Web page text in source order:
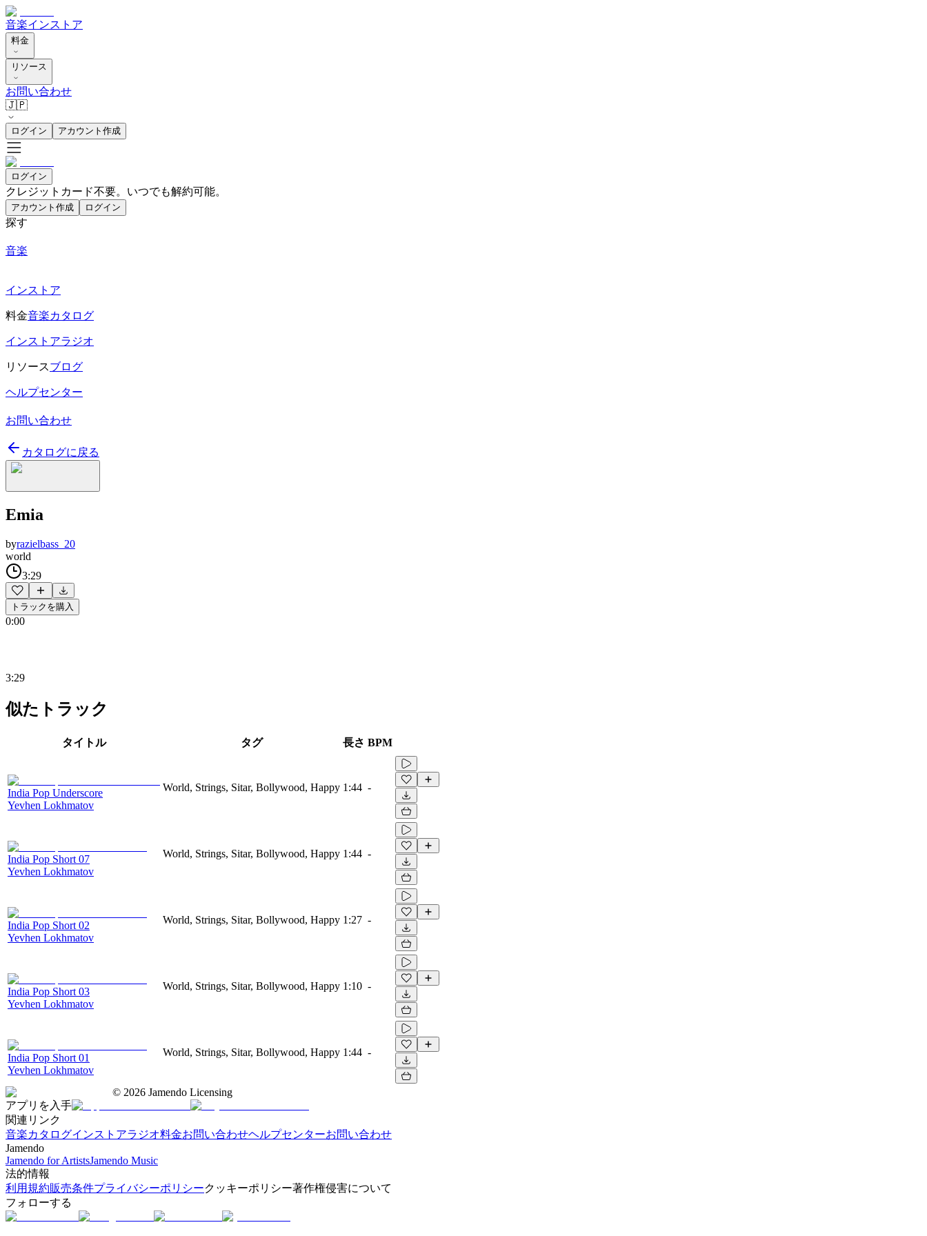
音楽インストア
料金
リソース
お問い合わせ
🇯🇵
ログイン アカウント作成
ログイン
クレジットカード不要。いつでも解約可能。
アカウント作成 ログイン
探す
音楽
インストア
料金音楽カタログ
インストアラジオ
リソースブログ
ヘルプセンター
お問い合わせ
カタログに戻る
Emia
byrazielbass_20
world
3:29
トラックを購入
0:00
3:29
似たトラック
タイトル タグ 長さ BPM
India Pop Underscore
Yevhen Lokhmatov
World, Strings, Sitar, Bollywood, Happy 1:44 -
India Pop Short 07
Yevhen Lokhmatov
World, Strings, Sitar, Bollywood, Happy 1:44 -
India Pop Short 02
Yevhen Lokhmatov
World, Strings, Sitar, Bollywood, Happy 1:27 -
India Pop Short 03
Yevhen Lokhmatov
World, Strings, Sitar, Bollywood, Happy 1:10 -
India Pop Short 01
Yevhen Lokhmatov
World, Strings, Sitar, Bollywood, Happy 1:44 -
© 2026 Jamendo Licensing
アプリを入手
関連リンク
音楽カタログインストアラジオ料金お問い合わせヘルプセンターお問い合わせ
Jamendo
Jamendo for ArtistsJamendo Music
法的情報
利用規約販売条件プライバシーポリシークッキーポリシー著作権侵害について
フォローする